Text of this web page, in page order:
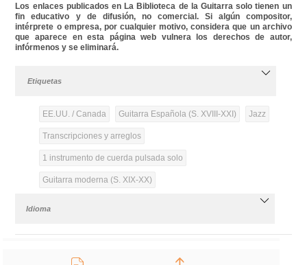
Los enlaces publicados en La Biblioteca de la Guitarra solo tienen un
fin educativo y de difusión, no comercial. Si algún compositor,
intérprete o empresa, por cualquier motivo, considera que un archivo
que aparece en esta página web vulnera los derechos de autor,
infórmenos y se eliminará.
Etiquetas
EE.UU. / Canada Guitarra Española (S. XVIII-XXI) Jazz
Transcripciones y arreglos
1 instrumento de cuerda pulsada solo
Guitarra moderna (S. XIX-XX)
Idioma